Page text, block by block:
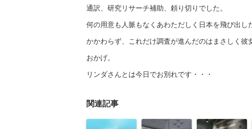
通訳、研究リサーチ補助、頼り切りでした。
何の用意も人脈もなくあわただしく日本を飛び出し
かかわらず、これだけ調査が進んだのはまさしく彼
おかげ。
リンダさんとは今日でお別れです・・・
関連記事